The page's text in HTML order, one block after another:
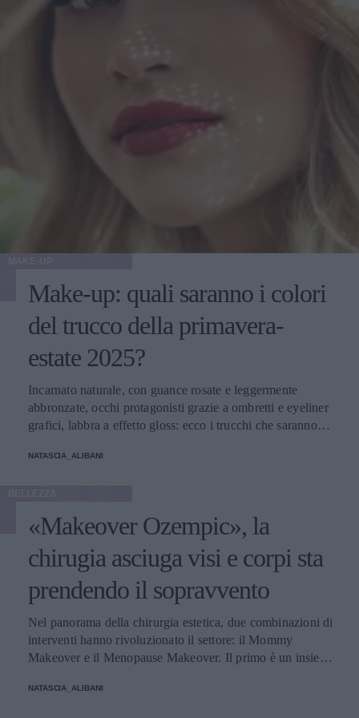
Make-up: quali saranno i colori
del trucco della primavera-
estate 2025?
Incarnato naturale, con guance rosate e leggermente
abbronzate, occhi protagonisti grazie a ombretti e eyeliner
grafici, labbra a effetto gloss: ecco i trucchi che saranno
NATASCIA_ALIBANI
«Makeover Ozempic», la
chirugia asciuga visi e corpi sta
prendendo il sopravvento
Nel panorama della chirurgia estetica, due combinazioni di
interventi hanno rivoluzionato il settore: il Mommy
Makeover e il Menopause Makeover. Il primo è un insieme
donne a recuperare la forma fisica e l'aspetto che avevano
NATASCIA_ALIBANI